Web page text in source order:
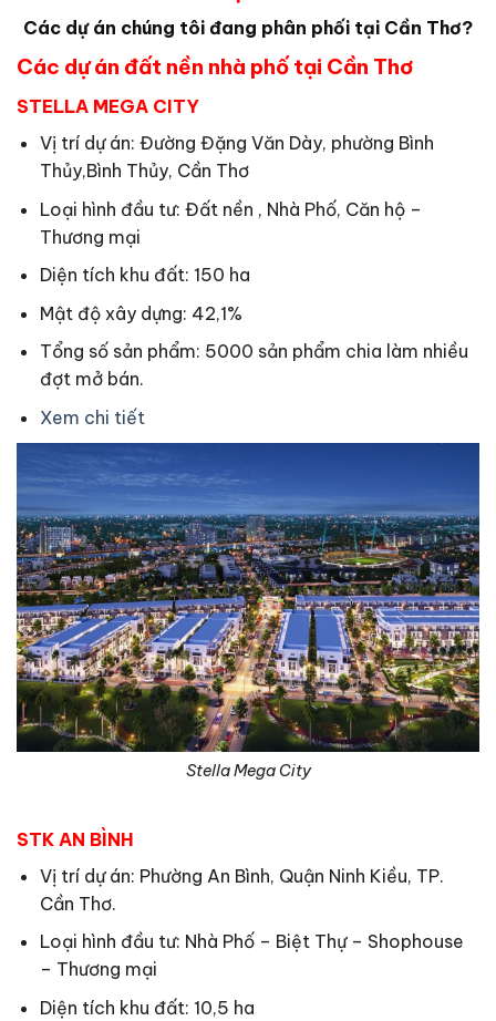
Các dự án chúng tôi đang phân phối tại Cần Thơ?
Các dự án đất nền nhà phố tại Cần Thơ
STELLA MEGA CITY
Vị trí dự án: Đường Đặng Văn Dày, phường Bình
Thủy,Bình Thủy, Cần Thơ
Loại hình đầu tư: Đất nền , Nhà Phố, Căn hộ –
Thương mại
Diện tích khu đất: 150 ha
Mật độ xây dựng: 42,1%
Tổng số sản phẩm: 5000 sản phẩm chia làm nhiều
đợt mở bán.
Xem chi tiết
Stella Mega City
STK AN BÌNH
Vị trí dự án: Phường An Bình, Quận Ninh Kiều, TP.
Cần Thơ.
Loại hình đầu tư: Nhà Phố – Biệt Thự – Shophouse
– Thương mại
Diện tích khu đất: 10,5 ha